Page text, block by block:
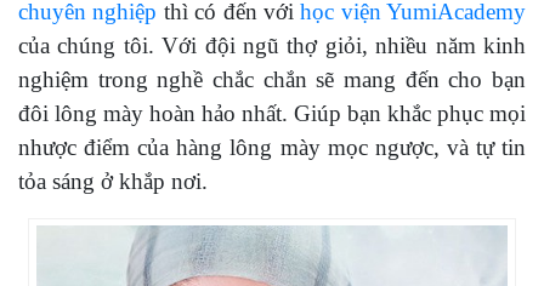
chuyên nghiệp thì có đến vớihọc viện YumiAcademy
của chúng tôi. Với đội ngũ thợ giỏi, nhiều năm kinh
nghiệm trong nghề chắc chắn sẽ mang đến cho bạn
đôi lông mày hoàn hảo nhất. Giúp bạn khắc phục mọi
nhược điểm của hàng lông mày mọc ngược, và tự tin
tỏa sáng ở khắp nơi.